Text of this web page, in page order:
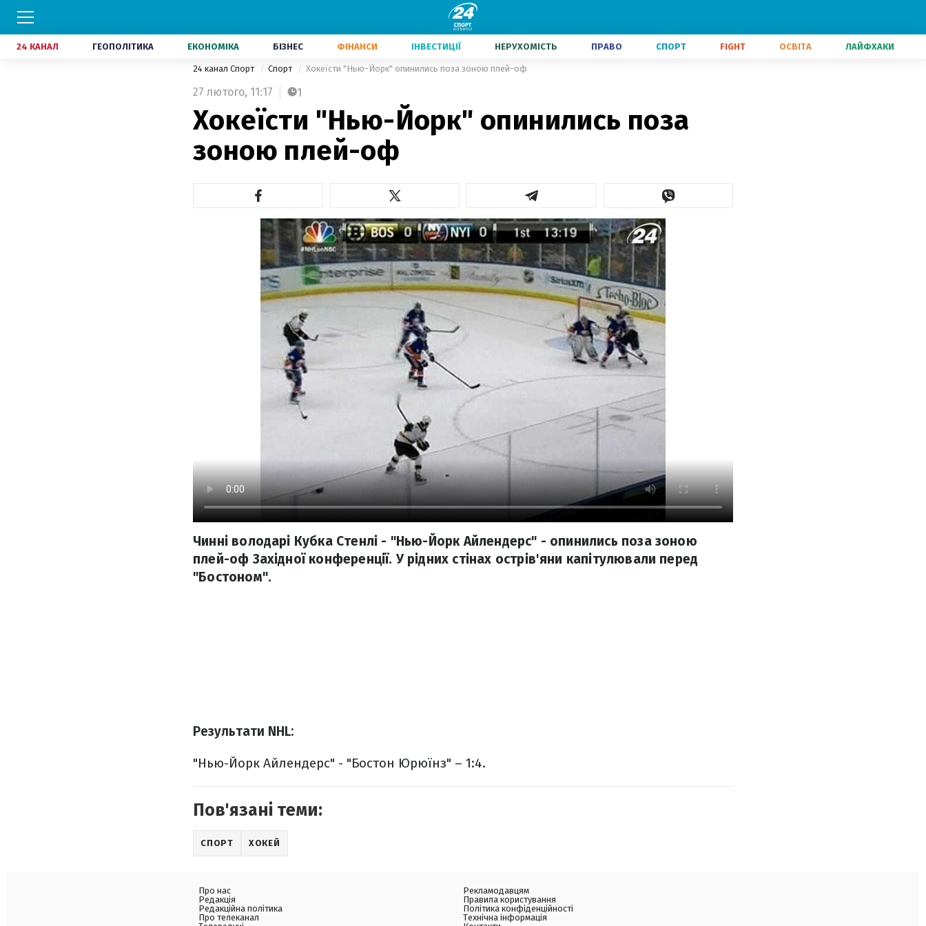
24 КАНАЛ ГЕОПОЛІТИКА ЕКОНОМІКА БІЗНЕС ФІНАНСИ ІНВЕСТИЦІЇ НЕРУХОМІСТЬ ПРАВО СПОРТ FIGHT ОСВІТА ЛАЙФХАКИ
24 канал Спорт Спорт Хокеїсти "Нью-Йорк" опинились поза зоною плей-оф
27 лютого, 11:17 1
Хокеїсти "Нью-Йорк" опинились поза
зоною плей-оф
Чинні володарі Кубка Стенлі - "Нью-Йорк Айлендерс" - опинились поза зоною
плей-оф Західної конференції. У рідних стінах острів'яни капітулювали перед
"Бостоном".
Результати NHL:
"Нью-Йорк Айлендерс" - "Бостон Юрюїнз" – 1:4.
Пов'язані теми:
СПОРТ ХОКЕЙ
Про нас
Редакція
Редакційна політика
Про телеканал
Рекламодавцям
Правила користування
Політика конфіденційності
Технічна інформація